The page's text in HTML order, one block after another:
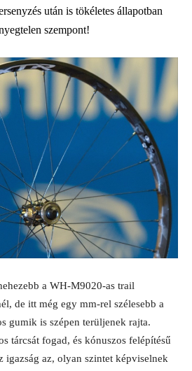
után is tökéletes állapotban
szempont!
a WH-M9020-as trail
de itt még egy mm-rel szélesebb a
gumik is szépen terüljenek rajta.
tárcsát fogad, és kónuszos felépítésű
igazság az, olyan szintet képviselnek